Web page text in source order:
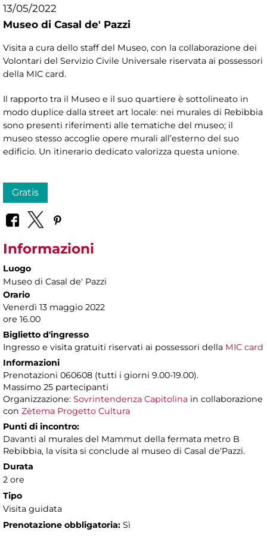
13/05/2022
Museo di Casal de' Pazzi
Visita a cura dello staff del Museo, con la collaborazione dei
Volontari del Servizio Civile Universale riservata ai possessori
della MIC card.
Il rapporto tra il Museo e il suo quartiere è sottolineato in
modo duplice dalla street art locale: nei murales di Rebibbia
sono presenti riferimenti alle tematiche del museo; il
museo stesso accoglie opere murali all’esterno del suo
edificio. Un itinerario dedicato valorizza questa unione.
Gratis
Informazioni
Luogo
Museo di Casal de' Pazzi
Orario
Venerdì 13 maggio 2022
ore 16.00
Biglietto d'ingresso
Ingresso e visita gratuiti riservati ai possessori della MIC card
Informazioni
Prenotazioni 060608 (tutti i giorni 9.00-19.00).
Massimo 25 partecipanti
Organizzazione: Sovrintendenza Capitolina in collaborazione
con Zètema Progetto Cultura
Punti di incontro:
Davanti al murales del Mammut della fermata metro B
Rebibbia, la visita si conclude al museo di Casal de'Pazzi.
Durata
2 ore
Tipo
Visita guidata
Prenotazione obbligatoria: Sì